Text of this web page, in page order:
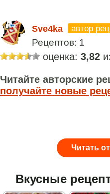
Sve4ka автор
Рецептов: 1
оценка: 3,82
Читайте авторские
получайте новые
Читать
Вкусные